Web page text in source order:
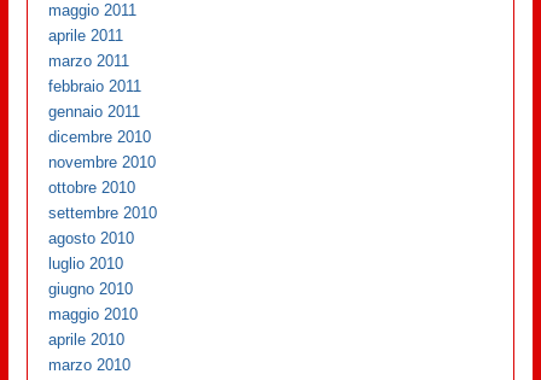
maggio 2011
aprile 2011
marzo 2011
febbraio 2011
gennaio 2011
dicembre 2010
novembre 2010
ottobre 2010
settembre 2010
agosto 2010
luglio 2010
giugno 2010
maggio 2010
aprile 2010
marzo 2010